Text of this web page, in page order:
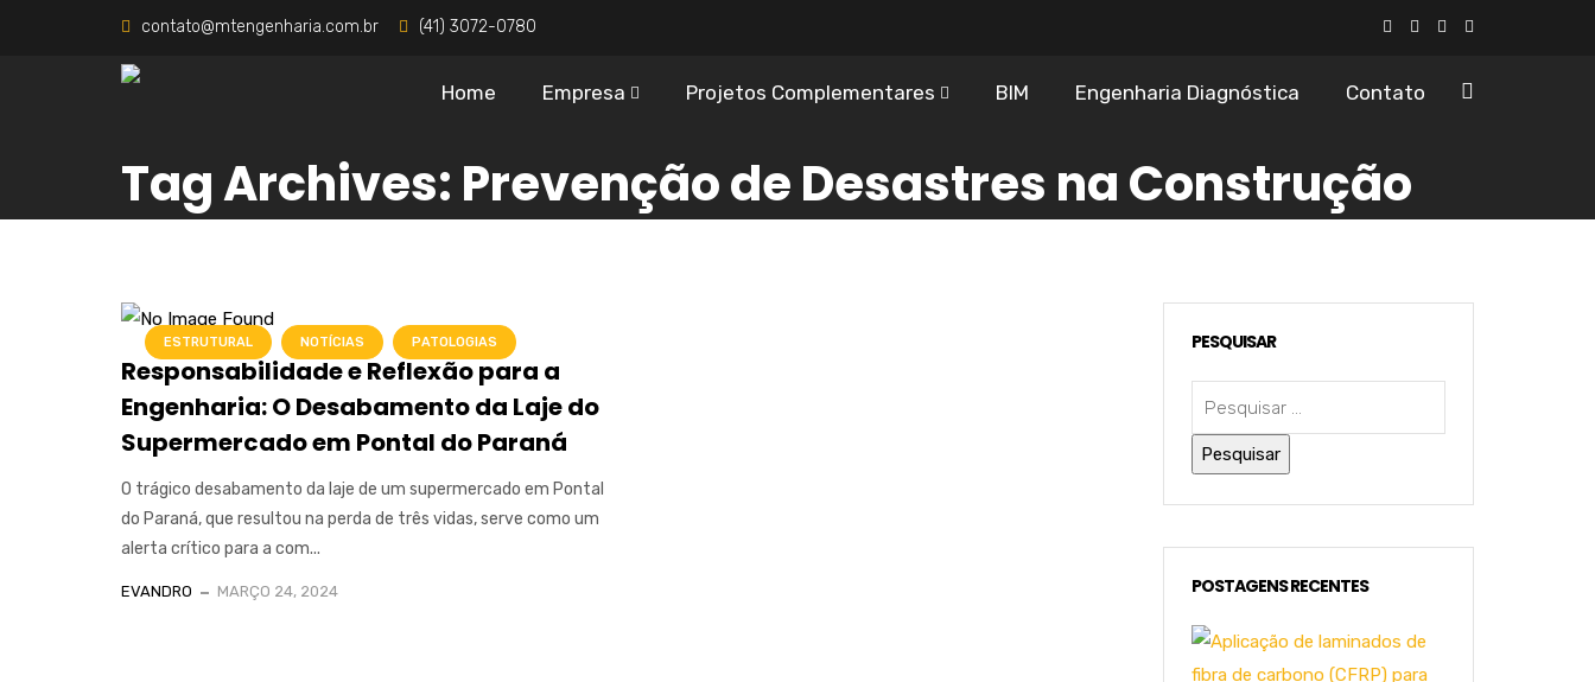
contato@mtengenharia.com.br (41) 3072-0780
Home Empresa Projetos Complementares BIM Engenharia Diagnóstica Contato
Tag Archives: Prevenção de Desastres na Construção
ESTRUTURAL NOTÍCIAS PATOLOGIAS
Responsabilidade e Reflexão para a
Engenharia: O Desabamento da Laje do
Supermercado em Pontal do Paraná
O trágico desabamento da laje de um supermercado em Pontal
do Paraná, que resultou na perda de três vidas, serve como um
alerta crítico para a com...
EVANDRO MARÇO 24, 2024
PESQUISAR
POSTAGENS RECENTES